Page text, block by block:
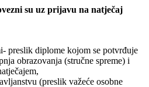
su uz prijavu na natječaj
preslik diplome kojom se potvrđuje
obrazovanja (stručne spreme) i
(preslik važeće osobne